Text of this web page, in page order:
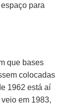
para
que bases
colocadas
1962 está aí
em 1983,